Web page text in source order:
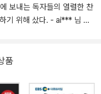
보내는 독자들의 열렬한 찬
님 현명한 투자를 위한 최
은 말의 해, 부
품